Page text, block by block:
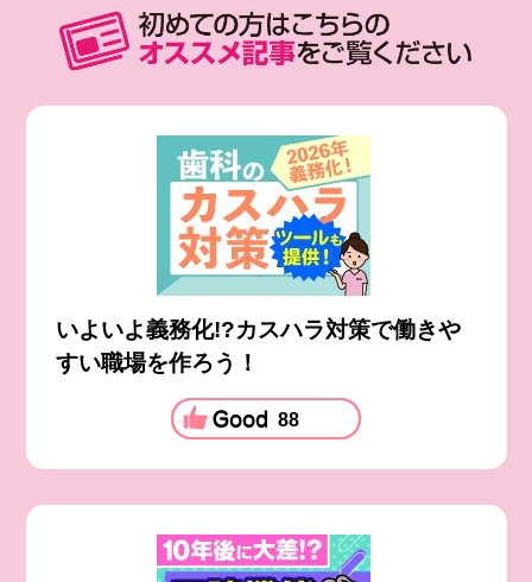
いよいよ義務化!?カスハラ対策で働きや
すい職場を作ろう！
88